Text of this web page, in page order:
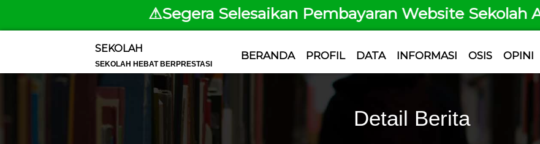
⚠Segera Selesaikan Pembayaran Website Sekolah Agar
SEKOLAH
SEKOLAH HEBAT BERPRESTASI
BERANDA PROFIL DATA INFORMASI OSIS OPINI
Detail Berita